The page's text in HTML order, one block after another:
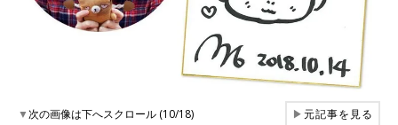
▼次の画像は下へスクロール (10/18) ▶元記事を見る